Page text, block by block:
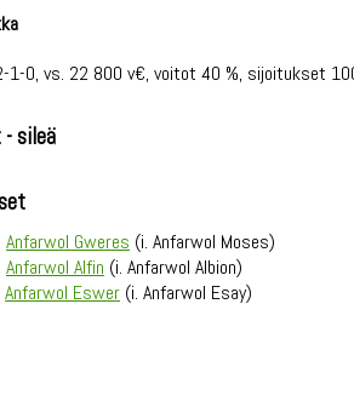
1-0, vs. 22 800 v€, voitot 40 %, sijoitukset
sileä
Anfarwol Gweres (i. Anfarwol Moses)
Anfarwol Alfin (i. Anfarwol Albion)
Anfarwol Eswer (i. Anfarwol Esay)